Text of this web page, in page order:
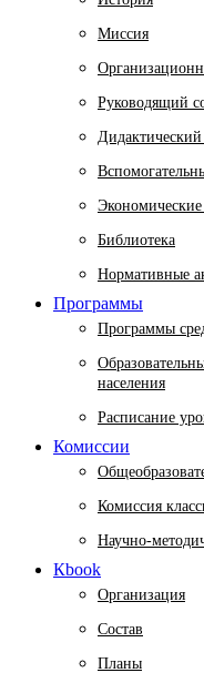
Миссия
Руководящий
Дидактический
Экономические
Библиотека
Нормативные
Программы
Программы
населения
Расписание
Комиссии
Комиссия
Научно-
Кbook
Организация
Состав
Планы